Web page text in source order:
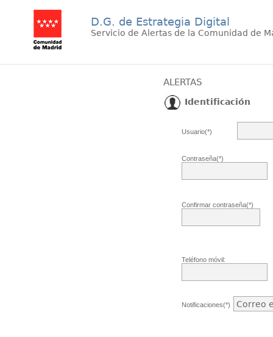
D.G. de Estrategia Digital
Servicio de Alertas de la Comunidad de
ALERTAS
Identificación
Usuario(*)
Contraseña(*)
Confirmar contraseña(*)
Teléfono móvil:
Notificaciones(*)